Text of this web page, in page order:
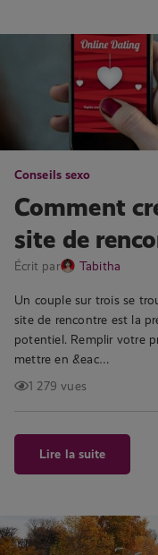
Conseils sexo
Comment
site de
Écrit par Tabitha
Un couple sur trois se
site de rencontre est la
potentiel. Remplir votre
mettre en &eac…
1 279 vues
Lire la suite